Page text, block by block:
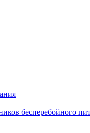
бесперебойного